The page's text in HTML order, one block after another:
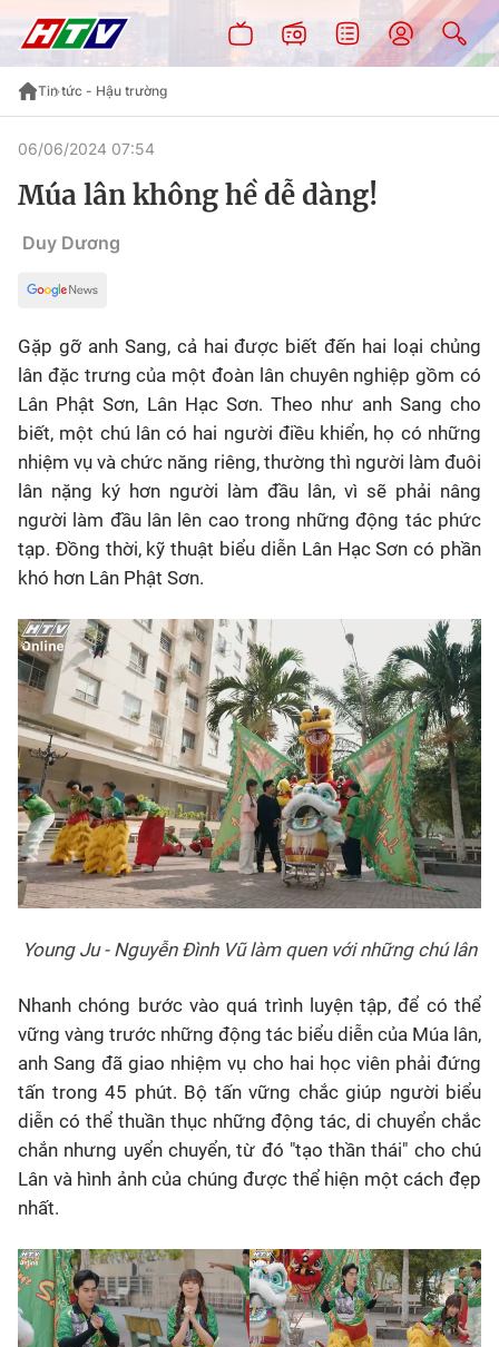
Tin tức - Hậu trường
06/06/2024 07:54
Múa lân không hề dễ dàng!
Duy Dương
Gặp gỡ anh Sang, cả hai được biết đến hai loại chủng
lân đặc trưng của một đoàn lân chuyên nghiệp gồm có
Lân Phật Sơn, Lân Hạc Sơn. Theo như anh Sang cho
biết, một chú lân có hai người điều khiển, họ có những
nhiệm vụ và chức năng riêng, thường thì người làm đuôi
lân nặng ký hơn người làm đầu lân, vì sẽ phải nâng
người làm đầu lân lên cao trong những động tác phức
tạp. Đồng thời, kỹ thuật biểu diễn Lân Hạc Sơn có phần
khó hơn Lân Phật Sơn.
Young Ju - Nguyễn Đình Vũ làm quen với những chú lân
Nhanh chóng bước vào quá trình luyện tập, để có thể
vững vàng trước những động tác biểu diễn của Múa lân,
anh Sang đã giao nhiệm vụ cho hai học viên phải đứng
tấn trong 45 phút. Bộ tấn vững chắc giúp người biểu
diễn có thể thuần thục những động tác, di chuyển chắc
chắn nhưng uyển chuyển, từ đó "tạo thần thái" cho chú
Lân và hình ảnh của chúng được thể hiện một cách đẹp
nhất.